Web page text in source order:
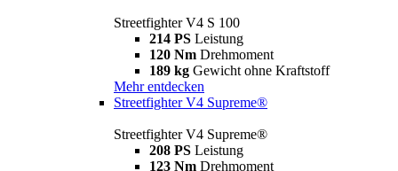
Streetfighter V4 S 100
214 PS Leistung
120 Nm Drehmoment
189 kg Gewicht ohne Kraftstoff
Mehr entdecken
Streetfighter V4 Supreme®
Streetfighter V4 Supreme®
208 PS Leistung
123 Nm Drehmoment